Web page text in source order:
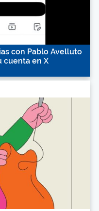
con Pablo Avelluto
cuenta en X